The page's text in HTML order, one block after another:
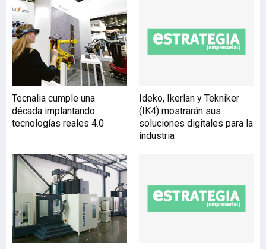
redonda para tratar la
situación de la industria en
la era digital. El encuentro
de la participación de
Ideable en el congreso
internacional ‘Basque
Industry 4.0-Meeting
intercambio de
necesidades,
Tecnalia cumple una
década implantando
tecnologías reales 4.0
Ideko, Ikerlan y Tekniker
(IK4) mostrarán sus
soluciones digitales para la
industria